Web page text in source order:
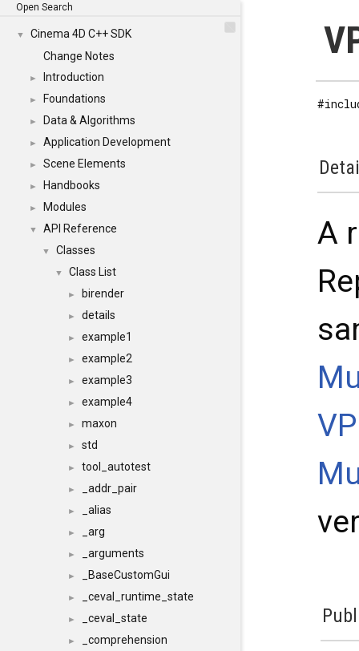
Open Search
▼
Cinema 4D C++ SDK
Change Notes
► Introduction
► Foundations
► Data & Algorithms
► Application Development
► Scene Elements
► Handbooks
► Modules
▼ API Reference
▼ Classes
▼ Class List
► birender
► details
► example1
► example2
► example3
► example4
► maxon
► std
► tool_autotest
► _addr_pair
► _alias
► _arg
► _arguments
► _BaseCustomGui
► _ceval_runtime_state
► _ceval_state
► _comprehension
A